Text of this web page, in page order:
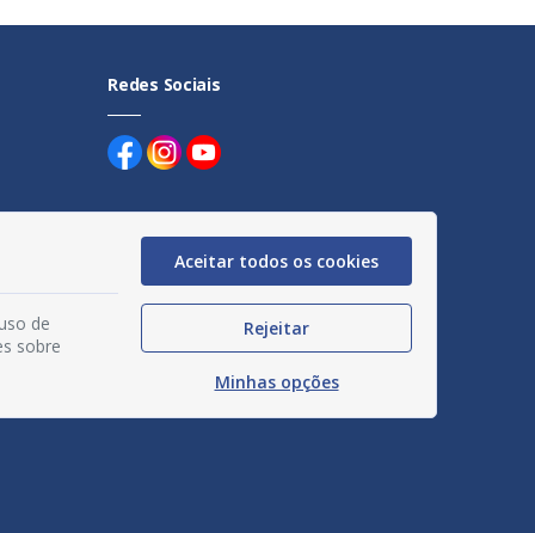
Redes Sociais
de
sobre
Aceitar todos os cookies
Rejeitar
Minhas opções